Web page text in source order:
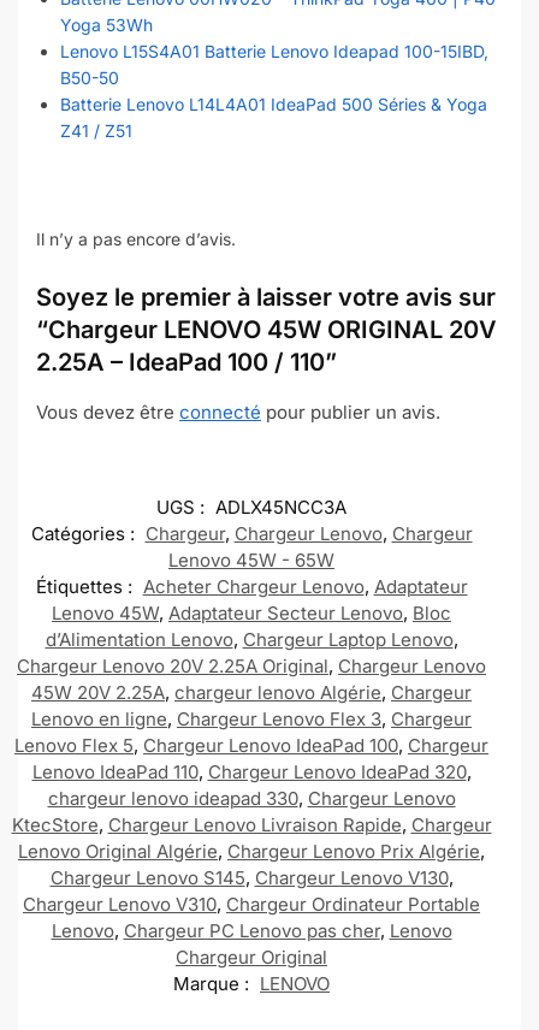
Yoga 53Wh
Lenovo L15S4A01 Batterie Lenovo Ideapad 100-15IBD,
B50-50
Batterie Lenovo L14L4A01 IdeaPad 500 Séries & Yoga
Z41 / Z51
Il n’y a pas encore d’avis.
Soyez le premier à laisser votre avis sur
“Chargeur LENOVO 45W ORIGINAL 20V
2.25A – IdeaPad 100 / 110”
Vous devez être connecté pour publier un avis.
UGS : ADLX45NCC3A
Catégories : Chargeur, Chargeur Lenovo, Chargeur
Lenovo 45W - 65W
Étiquettes : Acheter Chargeur Lenovo, Adaptateur
Lenovo 45W, Adaptateur Secteur Lenovo, Bloc
d’Alimentation Lenovo, Chargeur Laptop Lenovo,
Chargeur Lenovo 20V 2.25A Original, Chargeur Lenovo
45W 20V 2.25A, chargeur lenovo Algérie, Chargeur
Lenovo en ligne, Chargeur Lenovo Flex 3, Chargeur
Lenovo Flex 5, Chargeur Lenovo IdeaPad 100, Chargeur
Lenovo IdeaPad 110, Chargeur Lenovo IdeaPad 320,
chargeur lenovo ideapad 330, Chargeur Lenovo
KtecStore, Chargeur Lenovo Livraison Rapide, Chargeur
Lenovo Original Algérie, Chargeur Lenovo Prix Algérie,
Chargeur Lenovo S145, Chargeur Lenovo V130,
Chargeur Lenovo V310, Chargeur Ordinateur Portable
Lenovo, Chargeur PC Lenovo pas cher, Lenovo
Chargeur Original
Marque : LENOVO